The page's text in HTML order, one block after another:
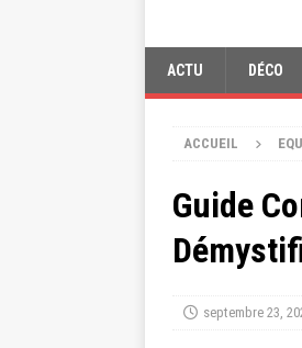
ACTU DÉCO
ACCUEIL
Guide
septembre 23,